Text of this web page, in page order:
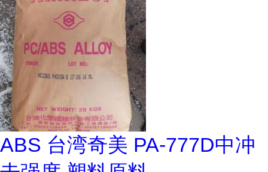
ABS 台湾奇美 PA-777D中冲